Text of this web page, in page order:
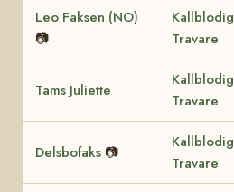
Leo Faksen (NO)
📷
Kallblodig
Travare
Tams Juliette
Kallblodig
Travare
Delsbofaks 📷
Kallblodig
Travare